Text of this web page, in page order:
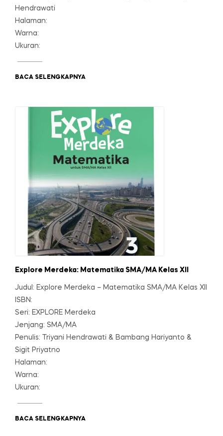
Hendrawati
Halaman:
Warna:
Ukuran:
BACA SELENGKAPNYA
Explore Merdeka: Matematika SMA/MA Kelas XII
Judul: Explore Merdeka – Matematika SMA/MA Kelas XII
ISBN:
Seri: EXPLORE Merdeka
Jenjang: SMA/MA
Penulis: Triyani Hendrawati & Bambang Hariyanto &
Sigit Priyatno
Halaman:
Warna:
Ukuran:
BACA SELENGKAPNYA